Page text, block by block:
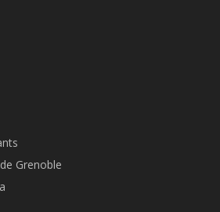
Grenoble